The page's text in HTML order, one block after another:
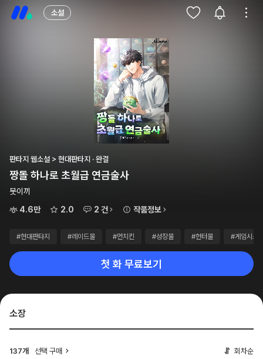
소설
판타지 웹소설 > 현대판타지 · 완결
짱돌 하나로 초월급 연금술사
붓이끼
4.6만
2.0 2 건 작품정보
#현대판타지 #레이드물 #먼치킨 #성장물 #헌터물 #게임시스
첫 화 무료보기
소장
137개 선택 구매 회차순